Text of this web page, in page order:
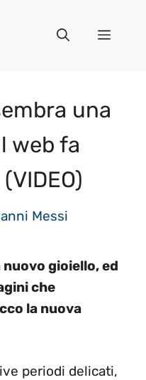
Menu
una
web fa
Messi
nuovo gioiello, ed
che
la nuova
periodi delicati,